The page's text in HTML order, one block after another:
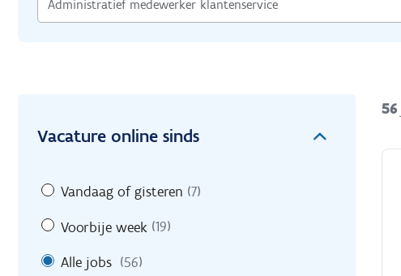
Vacature online sinds
Vandaag of gisteren (7)
Voorbije week (19)
Alle jobs (56)
56